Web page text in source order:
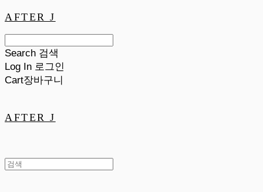
AFTER J
Search 검색
Log In 로그인
Cart장바구니
AFTER J